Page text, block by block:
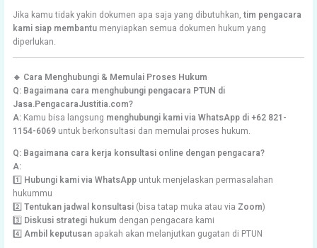
Jika kamu tidak yakin dokumen apa saja yang dibutuhkan,tim pengacara
kami siap membantu menyiapkan semua dokumen hukum yang
diperlukan.
🔹 Cara Menghubungi & Memulai Proses Hukum
Q: Bagaimana cara menghubungi pengacara PTUN di
Jasa.PengacaraJustitia.com?
A: Kamu bisa langsung menghubungi kami via WhatsApp di +62 821-
1154-6069 untuk berkonsultasi dan memulai proses hukum.
Q: Bagaimana cara kerja konsultasi online dengan pengacara?
A:
1️⃣ Hubungi kami via WhatsApp untuk menjelaskan permasalahan
hukummu
2️⃣Tentukan jadwal konsultasi (bisa tatap muka atau via Zoom)
3️⃣ Diskusi strategi hukum dengan pengacara kami
4️⃣Ambil keputusan apakah akan melanjutkan gugatan di PTUN